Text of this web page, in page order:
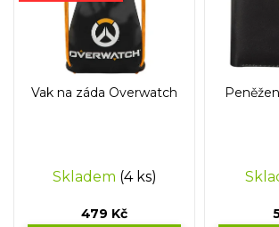
Vak na záda Overwatch
Skladem (4 ks)
479 Kč